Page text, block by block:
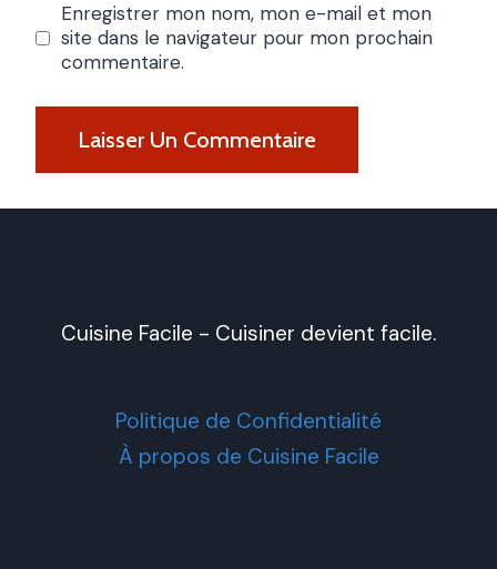
Enregistrer mon nom, mon e-mail et mon
site dans le navigateur pour mon prochain
commentaire.
Cuisine Facile - Cuisiner devient facile.
Politique de Confidentialité
À propos de Cuisine Facile